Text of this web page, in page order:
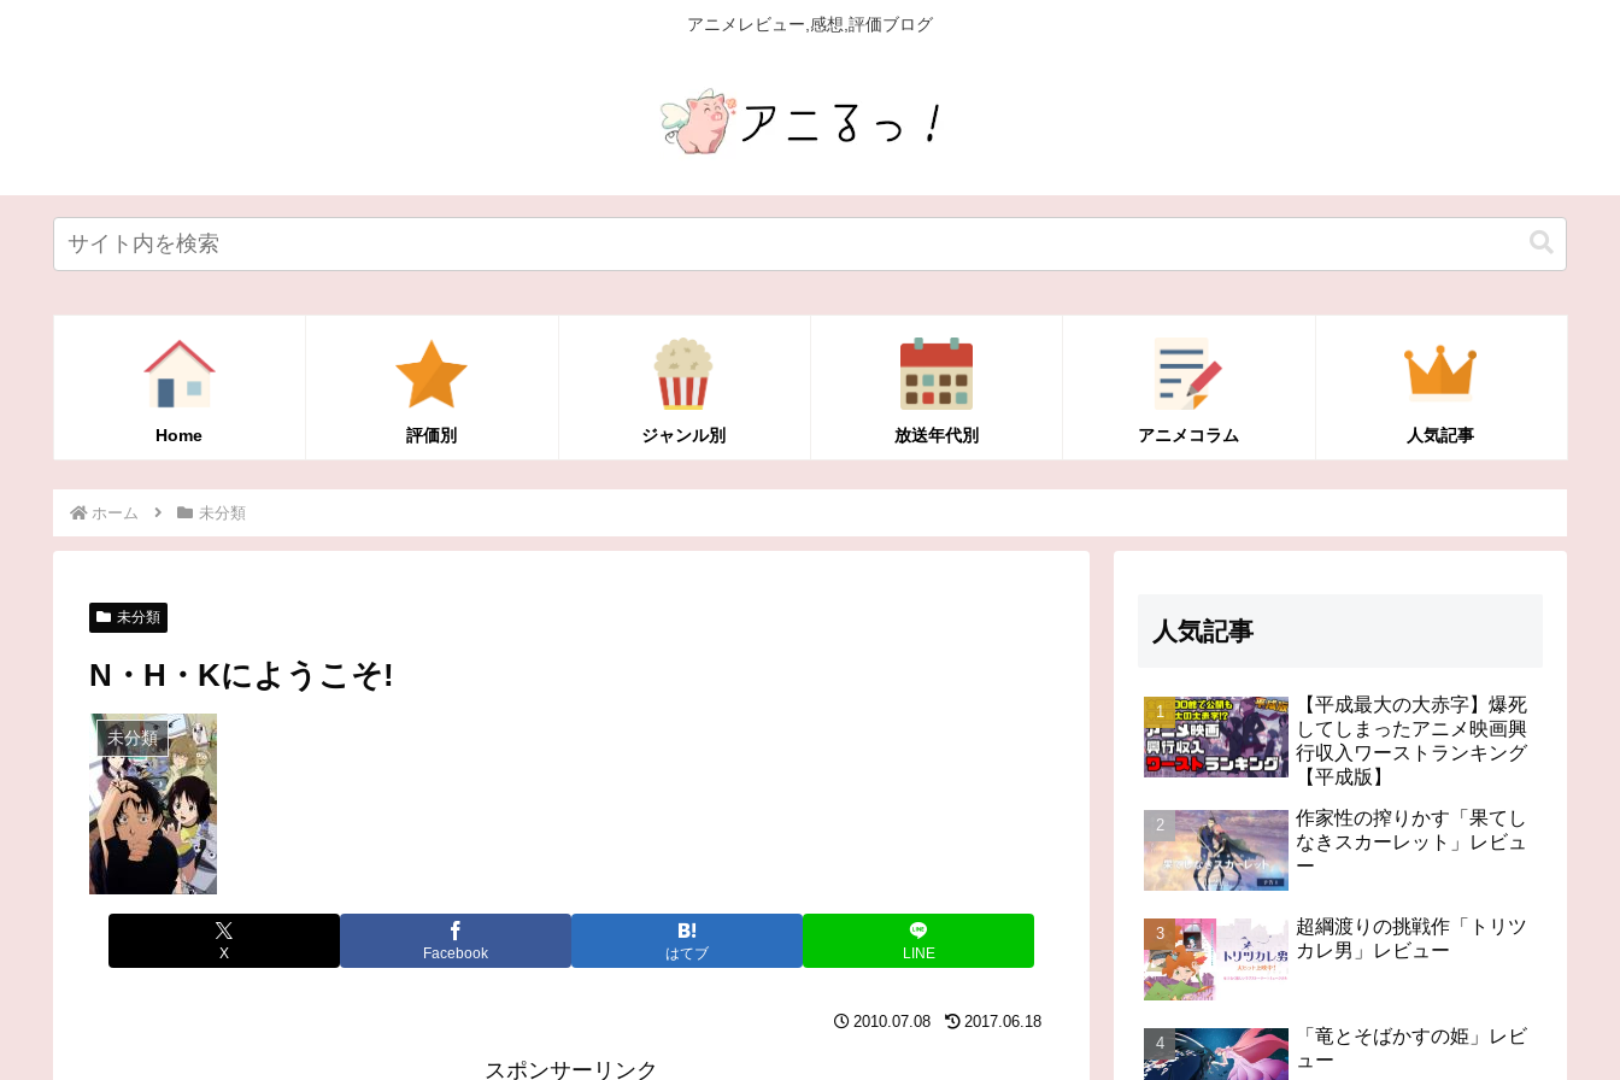
アニメレビュー,感想,評価ブログ
Home 評価別 ジャンル別 放送年代別 アニメコラム 人気記事
ホーム 未分類
未分類
N・H・Kにようこそ!
未分類
X Facebook はてブ LINE
2010.07.08 2017.06.18
スポンサーリンク
人気記事
【平成最大の大赤字】爆死
してしまったアニメ映画興
行収入ワーストランキング
【平成版】
作家性の搾りかす「果てし
なきスカーレット」レビュ
ー
超綱渡りの挑戦作「トリツ
カレ男」レビュー
「竜とそばかすの姫」レビ
ュー